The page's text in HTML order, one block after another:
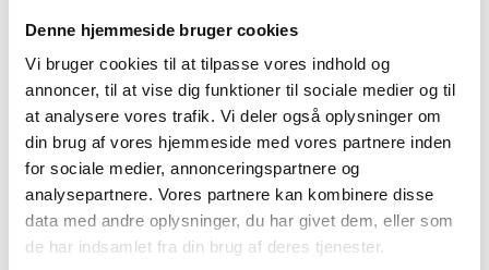
Denne hjemmeside bruger cookies
Vi bruger cookies til at tilpasse vores indhold og
annoncer, til at vise dig funktioner til sociale medier og til
at analysere vores trafik. Vi deler også oplysninger om
din brug af vores hjemmeside med vores partnere inden
for sociale medier, annonceringspartnere og
analysepartnere. Vores partnere kan kombinere disse
data med andre oplysninger, du har givet dem, eller som
de har indsamlet fra din brug af deres tjenester.
William Nilsson
Cand.Polit, Master i Skat
win@skatteinform.dk